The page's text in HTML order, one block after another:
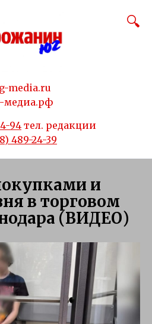
media.ru
медиа.рф
94 тел. редакции
489-24-39
и
в торговом
(ВИДЕО)